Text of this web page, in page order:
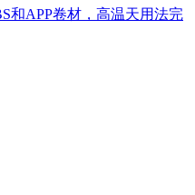
和APP卷材，高温天用法完